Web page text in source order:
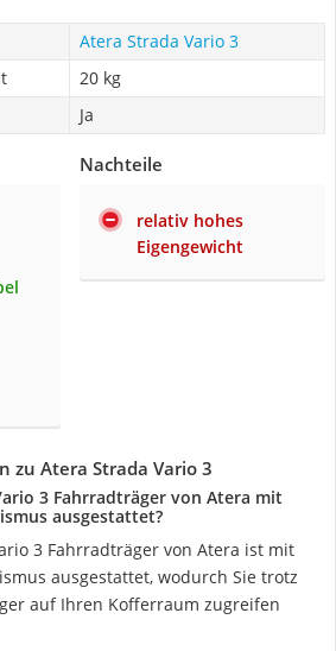
Atera Strada Vario 3
20 kg
Ja
Nachteile
relativ hohes
Eigengewicht
zu Atera Strada Vario 3
3 Fahrradträger von Atera mit
ausgestattet?
3 Fahrradträger von Atera ist mit
ausgestattet, wodurch Sie trotz
auf Ihren Kofferraum zugreifen